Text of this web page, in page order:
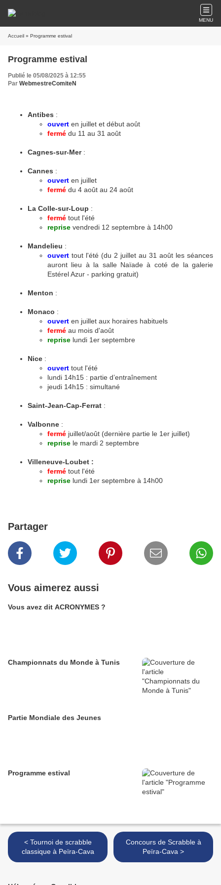
MENU
Accueil » Programme estival
Programme estival
Publié le 05/08/2025 à 12:55
Par WebmestreComiteN
Antibes :
ouvert en juillet et début août
fermé du 11 au 31 août
Cagnes-sur-Mer:
Cannes :
ouvert en juillet
fermé du 4 août au 24 août
La Colle-sur-Loup :
fermé tout l'été
reprise vendredi 12 septembre à 14h00
Mandelieu :
ouvert tout l'été (du 2 juillet au 31 août les séances
auront lieu à la salle Naïade à coté de la galerie
Estérel Azur - parking gratuit)
Menton :
Monaco :
ouvert en juillet aux horaires habituels
fermé au mois d'août
reprise lundi 1er septembre
Nice :
ouvert tout l'été
lundi 14h15 : partie d’entraînement
jeudi 14h15 : simultané
Saint-Jean-Cap-Ferrat :
Valbonne :
fermé juillet/août (dernière partie le 1er juillet)
reprise le mardi 2 septembre
Villeneuve-Loubet :
fermé tout l'été
reprise lundi 1er septembre à 14h00
Partager
Vous aimerez aussi
Vous avez dit ACRONYMES ?
Championnats du Monde à Tunis
Partie Mondiale des Jeunes
Programme estival
< Tournoi de scrabble
classique à Peïra-Cava
Concours de Scrabble à
Peïra-Cava >